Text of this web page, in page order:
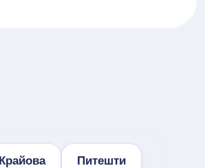
Крайова Питешти